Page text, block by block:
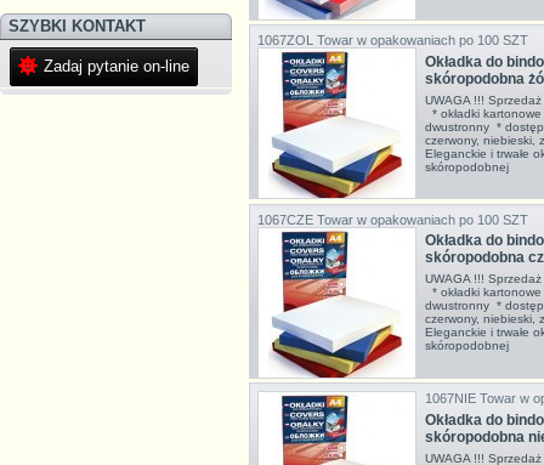
SZYBKI KONTAKT
Zadaj pytanie on-line
1067ZOL Towar w opakowaniach po 100 SZT
Okładka do
skóropodobna
UWAGA !!!
* okładki
dwustronny *
czerwony,
Eleganckie i trwałe
skóropodobnej
1067CZE Towar w opakowaniach po 100 SZT
Okładka do
skóropodobna
UWAGA !!!
* okładki
dwustronny *
czerwony,
Eleganckie i trwałe
skóropodobnej
1067NIE Towar w
Okładka do
skóropodobna
UWAGA !!!